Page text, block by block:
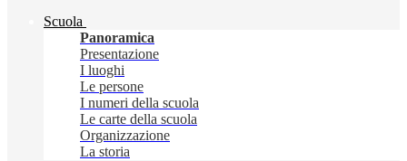
Scuola
Panoramica
Presentazione
I luoghi
Le persone
I numeri della scuola
Le carte della scuola
Organizzazione
La storia